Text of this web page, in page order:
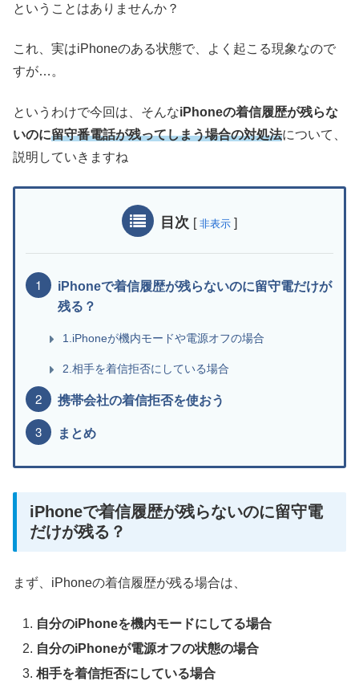
ということはありませんか？
これ、実はiPhoneのある状態で、よく起こる現象なので
すが…。
というわけで今回は、そんなiPhoneの着信履歴が残らな
いのに留守番電話が残ってしまう場合の対処法について、
説明していきますね
目次 [ 非表示 ]
iPhoneで着信履歴が残らないのに留守電だけが
残る？
1.iPhoneが機内モードや電源オフの場合
2.相手を着信拒否にしている場合
携帯会社の着信拒否を使おう
まとめ
iPhoneで着信履歴が残らないのに留守電
だけが残る？
まず、iPhoneの着信履歴が残る場合は、
自分のiPhoneを機内モードにしてる場合
自分のiPhoneが電源オフの状態の場合
相手を着信拒否にしている場合